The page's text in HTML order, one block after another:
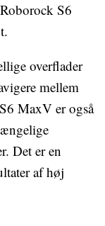
S6
overflader
mellem
MaxV er også
Det er en
af høj